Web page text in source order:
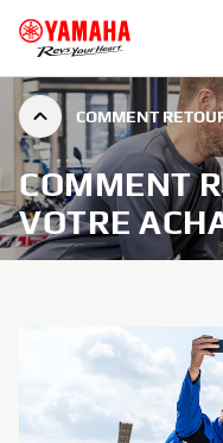
COMMENT
COMMENT
VOTRE